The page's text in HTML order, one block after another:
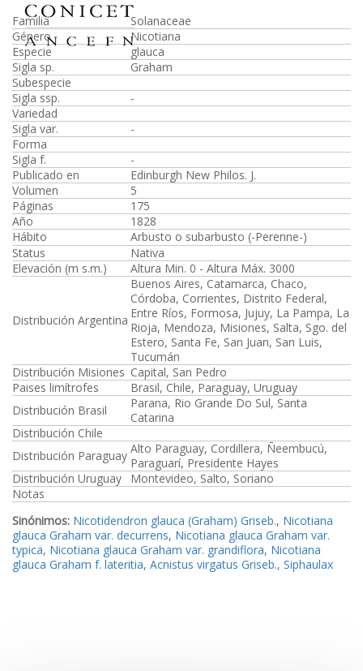
Familia
Solanaceae
Género
Nicotiana
Especie
glauca
Sigla sp.
Graham
Subespecie
Sigla ssp.
-
Variedad
Sigla var.
-
Forma
Sigla f.
-
Publicado en
Edinburgh New Philos. J.
Volumen
5
Páginas
175
Año
1828
Hábito
Arbusto o subarbusto (-Perenne-)
Status
Nativa
Elevación (m s.m.)
Altura Min. 0 - Altura Máx. 3000
Distribución Argentina
Buenos Aires, Catamarca, Chaco,
Córdoba, Corrientes, Distrito Federal,
Entre Ríos, Formosa, Jujuy, La Pampa, La
Rioja, Mendoza, Misiones, Salta, Sgo. del
Estero, Santa Fe, San Juan, San Luis,
Tucumán
Distribución Misiones Capital, San Pedro
Paises limítrofes
Brasil, Chile, Paraguay, Uruguay
Distribución Brasil
Parana, Rio Grande Do Sul, Santa
Catarina
Distribución Chile
Distribución Paraguay Alto Paraguay, Cordillera, Ñeembucú,
Paraguarí, Presidente Hayes
Distribución Uruguay
Montevideo, Salto, Soriano
Notas
Sinónimos: Nicotidendron glauca (Graham) Griseb., Nicotiana
glauca Graham var. decurrens, Nicotiana glauca Graham var.
typica, Nicotiana glauca Graham var. grandiflora, Nicotiana
glauca Graham f. lateritia, Acnistus virgatus Griseb., Siphaulax